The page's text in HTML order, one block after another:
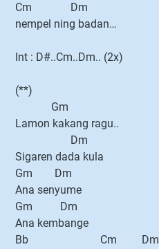
Cm Dm
nempel ning badan…
Int : D#..Cm..Dm.. (2x)
(**)
Gm
Lamon kakang ragu..
Dm
Sigaren dada kula
Gm Dm
Ana senyume
Gm Dm
Ana kembange
Bb Cm Dm